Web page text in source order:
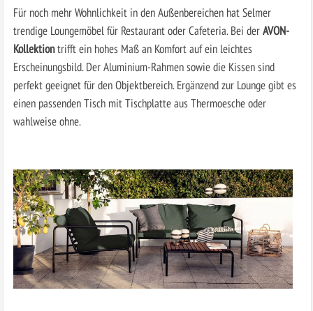
Für noch mehr Wohnlichkeit in den Außenbereichen hat Selmer
trendige Loungemöbel für Restaurant oder Cafeteria. Bei derAVON-
Kollektiontrifft ein hohes Maß an Komfort auf ein leichtes
Erscheinungsbild. Der Aluminium-Rahmen sowie die Kissen sind
perfekt geeignet für den Objektbereich. Ergänzend zur Lounge gibt es
einen passenden Tisch mit Tischplatte aus Thermoesche oder
wahlweise ohne.